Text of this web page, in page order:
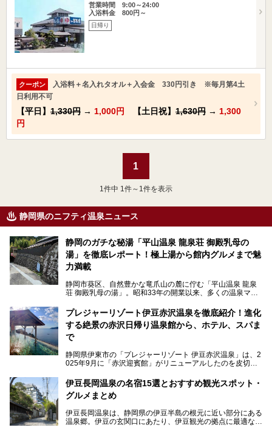
営業時間 9:00～24:00
入浴料金 800円～
日帰り
クーポン
入浴料＋名入れタオル＋入会金 330円引き ※毎月第4土
日利用不可
【平日】 1,330円 → 1,000円 【土日祝】 1,630円 → 1,300
円
1
1 件中 1件～1件を表示
静岡県のニフティ温泉ニュース
静岡のガチな秘湯「平山温泉 龍泉荘 御殿乳母の
湯」を徹底レポート！極上湯から館内グルメまで魅
力満載
静岡市葵区、自然豊かな竜爪山の麓に佇む「平山温泉 龍泉
荘 御殿乳母の湯」。昭和33年の開業以来、多くの温泉マニ
極上温泉です。お湯はもちろん、実はグルメも揃っているん
です。多くのファンを持つ、その圧倒的なこだわりと魅力を
解説します。
プレジャーリゾート伊豆赤沢温泉を徹底紹介！進化
する絶景の赤沢日帰り温泉館から、ホテル、スパま
で
静岡県伊東市の「プレジャーリゾート 伊豆赤沢温泉」は、2
025年9月に「赤沢迎賓館」がリニューアルしたのを皮切り
館」、「RED 28 HOTEL」がリニューアル。さらにこのあ
とグランピング施設のGRAX EARTH FIELD（グラックスア
ースフィールド）、大型屋内アミューズメント施設のPLEA
予定。
伊豆長岡温泉の名宿15選とおすすめ観光スポット・
グルメまとめ
伊豆長岡温泉は、静岡県の伊豆半島の根元に近い部分にある
温泉郷。伊豆の玄関口にあたり、伊豆観光の拠点に最適な立